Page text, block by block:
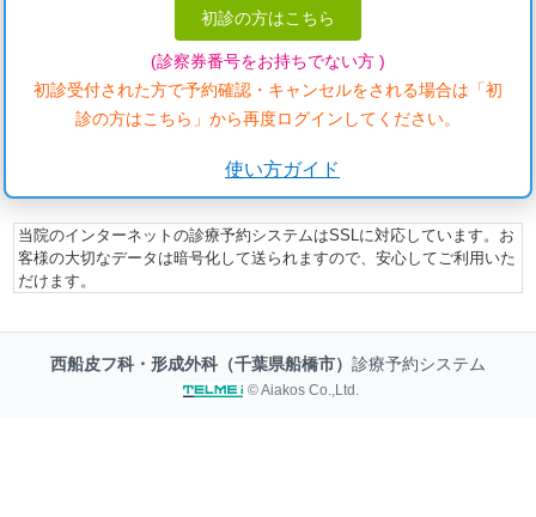
初診の方はこちら
(診察券番号をお持ちでない方 )
初診受付された方で予約確認・キャンセルをされる場合は「初
診の方はこちら」から再度ログインしてください。
使い方ガイド
当院のインターネットの診療予約システムはSSLに対応しています。お
客様の大切なデータは暗号化して送られますので、安心してご利用いた
だけます。
西船皮フ科・形成外科（千葉県船橋市） 診療予約システム
© Aiakos Co.,Ltd.